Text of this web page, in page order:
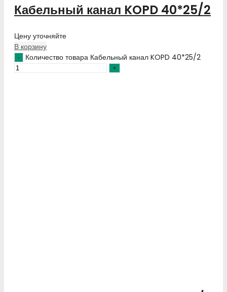
Кабельный канал KOPD 40*25/2
Цену уточняйте
В корзину
Количество товара Кабельный канал KOPD 40*25/2